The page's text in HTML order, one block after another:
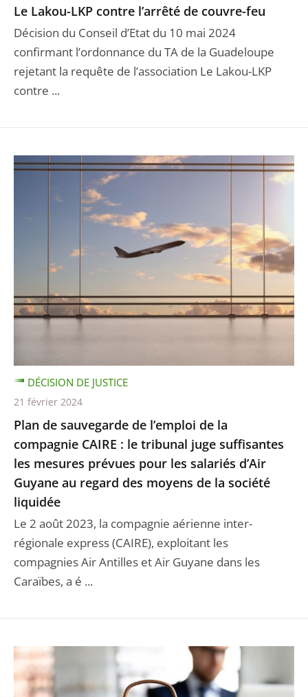
Le Lakou-LKP contre l’arrêté de couvre-feu
Décision du Conseil d’Etat du 10 mai 2024
confirmant l’ordonnance du TA de la Guadeloupe
rejetant la requête de l’association Le Lakou-LKP
contre ...
Plan de sauvegarde de l’emploi de la
compagnie CAIRE : le tribunal juge suffisantes
les mesures prévues pour les salariés d’Air
Guyane au regard des moyens de la société
liquidée
Le 2 août 2023, la compagnie aérienne inter-
régionale express (CAIRE), exploitant les
compagnies Air Antilles et Air Guyane dans les
Caraïbes, a é ...
DÉCISION DE JUSTICE
21 février 2024